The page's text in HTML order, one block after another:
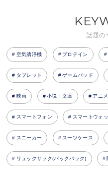
話題の
空気清浄機 プロテイン
タブレット ゲームパッド
映画 小説・文庫 アニメ
スマートフォン スマートウォ
スニーカー スーツケース
リュックサック(バックパック)